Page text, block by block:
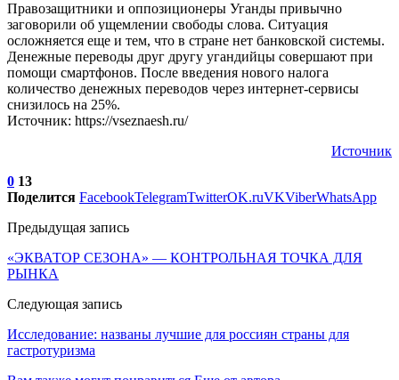
Правозащитники и оппозиционеры Уганды привычно
заговорили об ущемлении свободы слова. Ситуация
осложняется еще и тем, что в стране нет банковской системы.
Денежные переводы друг другу угандийцы совершают при
помощи смартфонов. После введения нового налога
количество денежных переводов через интернет-сервисы
снизилось на 25%.
Источник: https://vseznaesh.ru/
Источник
0 13
Поделится FacebookTelegramTwitterOK.ruVKViberWhatsApp
Предыдущая запись
«ЭКВАТОР СЕЗОНА» — КОНТРОЛЬНАЯ ТОЧКА ДЛЯ
РЫНКА
Следующая запись
Исследование: названы лучшие для россиян страны для
гастротуризма